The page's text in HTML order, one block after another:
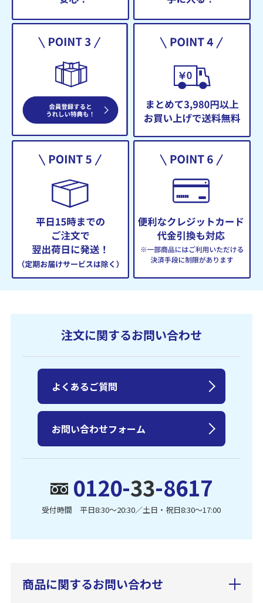
注文に関するお問い合わせ
0120-33-8617
受付時間 平日8:30〜20:30／土日・祝日8:30〜17:00
よくあるご質問
お問い合わせフォーム
商品に関するお問い合わせ